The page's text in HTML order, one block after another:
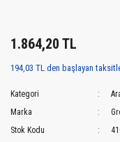
1.864,20 TL
194,03 TL den başlayan
Kategori
Marka
Stok Kodu